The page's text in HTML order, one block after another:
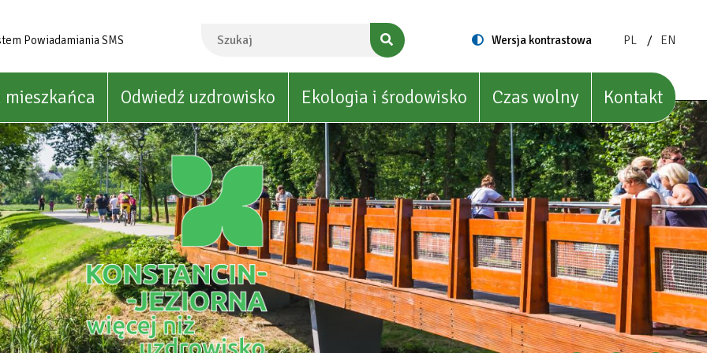
Powiadamiania SMS
Switch
Wersja kontrastowa
ZMIEŃ
POLISH
PL
ZMIEŃ
ENGLISH
EN
mieszkańca Odwiedź uzdrowisko Ekologia i środowisko Czas wolny Kontakt